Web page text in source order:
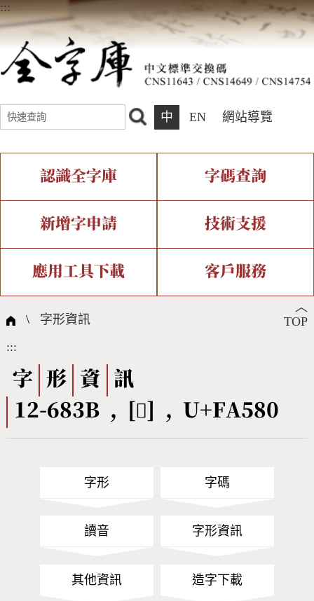
:::
中 EN 網站導覽
認識全字庫
全字庫介紹 全字庫現況
中文碼介紹 專有名詞介紹
國際字碼相關組織
字碼查詢
IDS查詢 部件查詢
複合查詢 注音查詢
筆畫查詢
筆順序查詢
CNS查詢 Unicode查詢
新增字申請
新字申請處理流程
技術支援
字形即時顯示 造字解決方案
全字庫授權 轉碼Web Service
應用工具下載
個人電腦造字處理工具
字形下載
客戶服務
問題集
熱門查詢統計
︿
TOP
\ 字形資訊
:::
字 形 資
訊
12-683B , [󺖀] , U+FA580
字形 字碼
讀音 字形資訊
其他資訊 造字下載